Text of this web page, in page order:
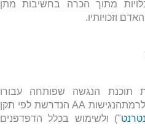
מתוך הכרה בחשיבות מתן
וזכויותיו.
תוכנת הנגשה שפותחה עבורו
AAהנדרשת לפי תקן
") ולשימוש בכלל הדפדפנים